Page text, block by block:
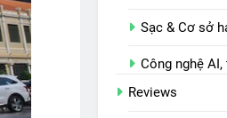
Sạc & Cơ sở
Công nghệ
Reviews